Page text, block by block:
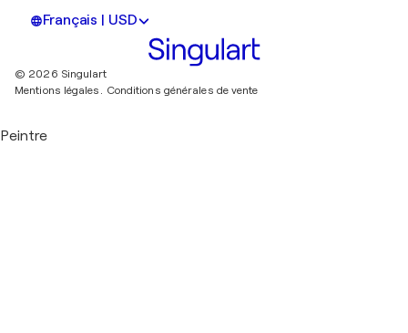
Français | USD
© 2026 Singulart
Mentions légales. Conditions générales de vente
Peintre